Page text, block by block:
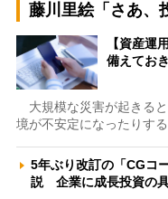
藤川里絵「さあ、
【資産運
備えてお
大規模な災害が起きる
境が不安定になったりす
5年ぶり改訂の「CGコ
説 企業に成長投資の